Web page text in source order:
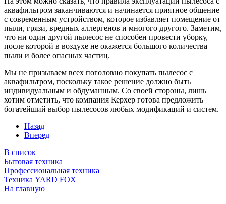
аквафильтром заканчиваются и начинается приятное общение
с современным устройством, которое избавляет помещение от
пыли, грязи, вредных аллергенов и многого другого. Заметим,
что ни один другой пылесос не способен провести уборку,
после которой в воздухе не окажется большого количества
пыли и более опасных частиц.
Мы не призываем всех поголовно покупать пылесос с
аквафильтром, поскольку такое решение должно быть
индивидуальным и обдуманным. Со своей стороны, лишь
хотим отметить, что компания Керхер готова предложить
богатейший выбор пылесосов любых модификаций и систем.
Назад
Вперед
В список
Бытовая техника
Профессиональная техника
Техника YARD FOX
На главную